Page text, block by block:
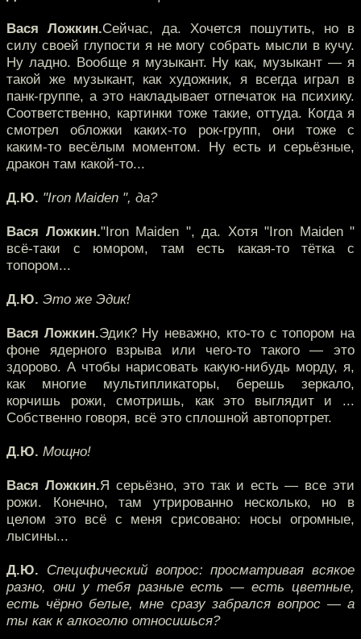
Вася Ложкин.Сейчас, да. Хочется пошутить, но в
силу своей глупости я не могу собрать мысли в кучу.
Ну ладно. Вообще я музыкант. Ну как, музыкант — я
такой же музыкант, как художник, я всегда играл в
панк-группе, а это накладывает отпечаток на психику.
Соответственно, картинки тоже такие, оттуда. Когда я
смотрел обложки каких-то рок-групп, они тоже с
каким-то весёлым моментом. Ну есть и серьёзные,
дракон там какой-то...
Д.Ю. "Iron Maiden ", да?
Вася Ложкин."Iron Maiden ", да. Хотя "Iron Maiden "
всё-таки с юмором, там есть какая-то тётка с
топором...
Д.Ю. Это же Эдик!
Вася Ложкин.Эдик? Ну неважно, кто-то с топором на
фоне ядерного взрыва или чего-то такого — это
здорово. А чтобы нарисовать какую-нибудь морду, я,
как многие мультипликаторы, берешь зеркало,
корчишь рожи, смотришь, как это выглядит и ...
Собственно говоря, всё это сплошной автопортрет.
Д.Ю. Мощно!
Вася Ложкин.Я серьёзно, это так и есть — все эти
рожи. Конечно, там утрированно несколько, но в
целом это всё с меня срисовано: носы огромные,
лысины...
Д.Ю. Специфический вопрос: просматривая всякое
разно, они у тебя разные есть — есть цветные,
есть чёрно белые, мне сразу забрался вопрос — а
ты как к алкоголю относишься?